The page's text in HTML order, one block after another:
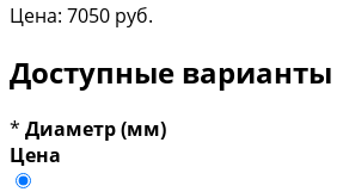
Цена: 7050 руб.
Доступные варианты
* Диаметр (мм)
Цена